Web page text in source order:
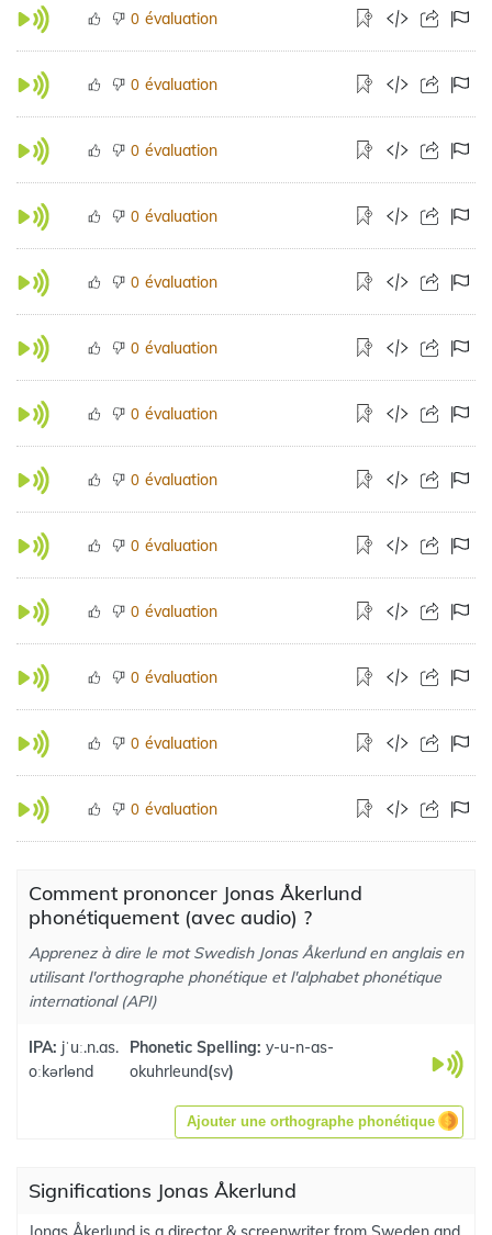
0 évaluation
0 évaluation
0 évaluation
0 évaluation
0 évaluation
0 évaluation
0 évaluation
0 évaluation
0 évaluation
0 évaluation
0 évaluation
0 évaluation
0 évaluation
Comment prononcer Jonas Åkerlund
phonétiquement (avec audio) ?
Apprenez à dire le mot Swedish Jonas Åkerlund en anglais en
utilisant l'orthographe phonétique et l'alphabet phonétique
international (API)
IPA: jˈuː.n.as.
oːkərlɵnd
Phonetic Spelling: y-u-n-as-
okuhrleund(sv)
Ajouter une orthographe phonétique
Significations Jonas Åkerlund